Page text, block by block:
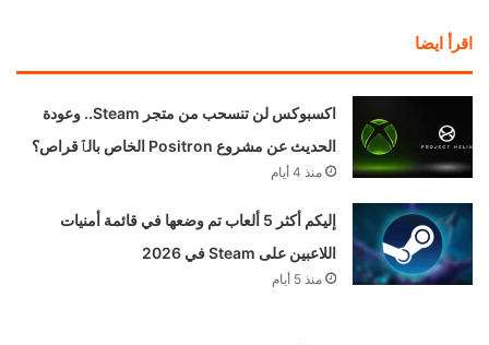
اقرأ ايضا
اكسبوكس لن تنسحب من متجر Steam.. وعودة
الحديث عن مشروع Positron الخاص بالٱقراص؟
منذ 4 أيام
إليكم أكثر 5 ألعاب تم وضعها في قائمة أمنيات
اللاعبين على Steam في 2026
منذ 5 أيام